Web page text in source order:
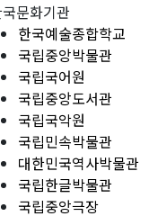
문화기관
한국예술종합학교
국립중앙박물관
국립국어원
국립중앙도서관
국립국악원
국립민속박물관
대한민국역사박물관
국립한글박물관
국립중앙극장